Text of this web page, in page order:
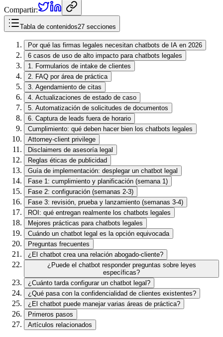
Compartir:
Tabla de contenidos27 secciones
Por qué las firmas legales necesitan chatbots de IA en 2026
6 casos de uso de alto impacto para chatbots legales
1. Formularios de intake de clientes
2. FAQ por área de práctica
3. Agendamiento de citas
4. Actualizaciones de estado de caso
5. Automatización de solicitudes de documentos
6. Captura de leads fuera de horario
Cumplimiento: qué deben hacer bien los chatbots legales
Attorney-client privilege
Disclaimers de asesoría legal
Reglas éticas de publicidad
Guía de implementación: desplegar un chatbot legal
Fase 1: cumplimiento y planificación (semana 1)
Fase 2: configuración (semanas 2-3)
Fase 3: revisión, prueba y lanzamiento (semanas 3-4)
ROI: qué entregan realmente los chatbots legales
Mejores prácticas para chatbots legales
Cuándo un chatbot legal es la opción equivocada
Preguntas frecuentes
¿El chatbot crea una relación abogado-cliente?
¿Puede el chatbot responder preguntas sobre leyes
específicas?
¿Cuánto tarda configurar un chatbot legal?
¿Qué pasa con la confidencialidad de clientes existentes?
¿El chatbot puede manejar varias áreas de práctica?
Primeros pasos
Artículos relacionados